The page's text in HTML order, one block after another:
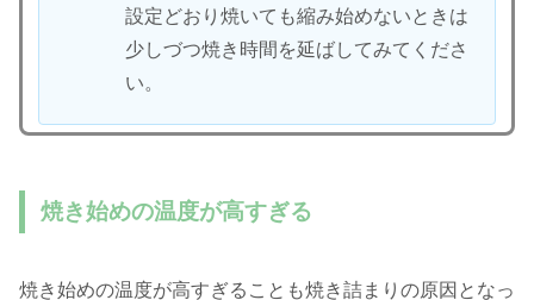
設定どおり焼いても縮み始めないときは
少しづつ焼き時間を延ばしてみてくださ
い。
焼き始めの温度が高すぎる
焼き始めの温度が高すぎることも焼き詰まりの原因となっ